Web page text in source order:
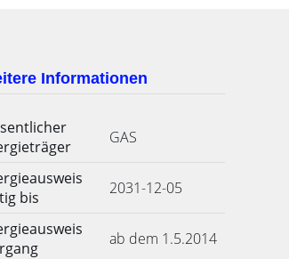
Informationen
GAS
bis
2031-12-05
ab dem 1.5.2014